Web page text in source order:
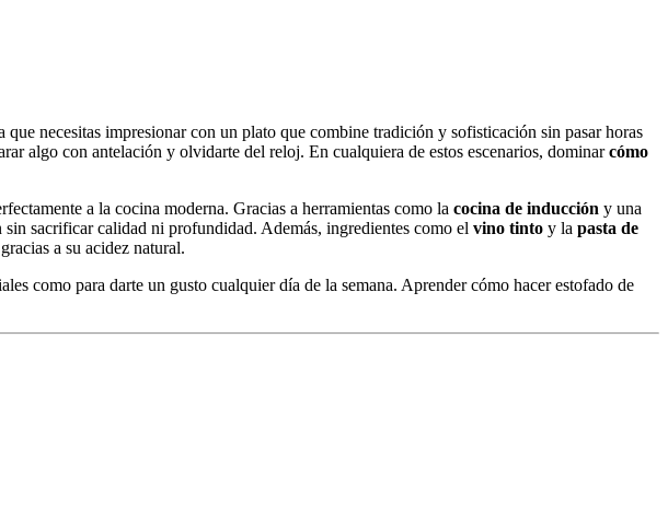
necesitas impresionar con un plato que combine tradición y sofisticación sin pasar horas
algo con antelación y olvidarte del reloj. En cualquiera de estos escenarios, dominarcómo
a la cocina moderna. Gracias a herramientas como la cocina de inducción y una
sacrificar calidad ni profundidad. Además, ingredientes como el vino tinto y la pasta de
a su acidez natural.
como para darte un gusto cualquier día de la semana. Aprender cómo hacer estofado de